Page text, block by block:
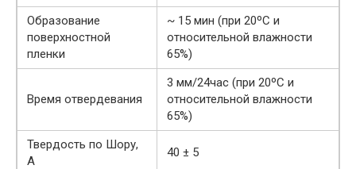
Образование
поверхностной
пленки
~ 15 мин (при 20ºC и
относительной влажности
65%)
Время отвердевания
3 мм/24час (при 20ºC и
относительной влажности
65%)
Твердость по Шору,
А
40 ± 5